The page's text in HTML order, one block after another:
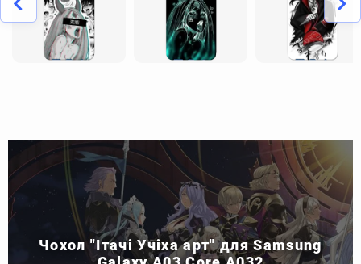
Чохол "Ітачі Учіха арт" для Samsung